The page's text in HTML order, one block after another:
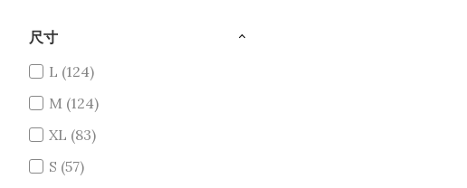
尺寸
L (124)
M (124)
XL (83)
S (57)